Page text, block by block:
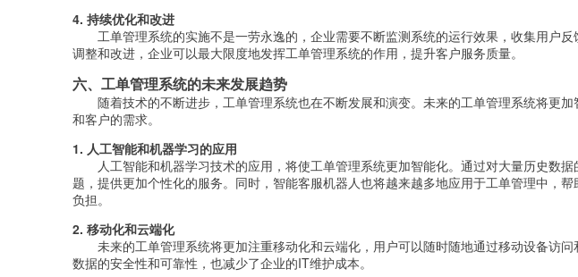
4. 持续优化和改进
工单管理系统的实施不是一劳永逸的，企业需要不断监测系统的运行效果，收集用户
调整和改进，企业可以最大限度地发挥工单管理系统的作用，提升客户服务质量。
六、工单管理系统的未来发展趋势
随着技术的不断进步，工单管理系统也在不断发展和演变。未来的工单管理系统将更
和客户的需求。
1. 人工智能和机器学习的应用
人工智能和机器学习技术的应用，将使工单管理系统更加智能化。通过对大量历史数
题，提供更加个性化的服务。同时，智能客服机器人也将越来越多地应用于工单管理中，
负担。
2. 移动化和云端化
未来的工单管理系统将更加注重移动化和云端化，用户可以随时随地通过移动设备访
数据的安全性和可靠性，也减少了企业的IT维护成本。